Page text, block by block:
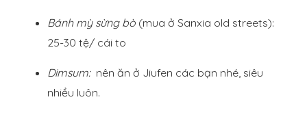
Bánh mỳ sừng bò (mua ở Sanxia old streets):
25-30 tệ/ cái to
Dimsum: nên ăn ở Jiufen các bạn nhé, siêu
nhiều luôn.